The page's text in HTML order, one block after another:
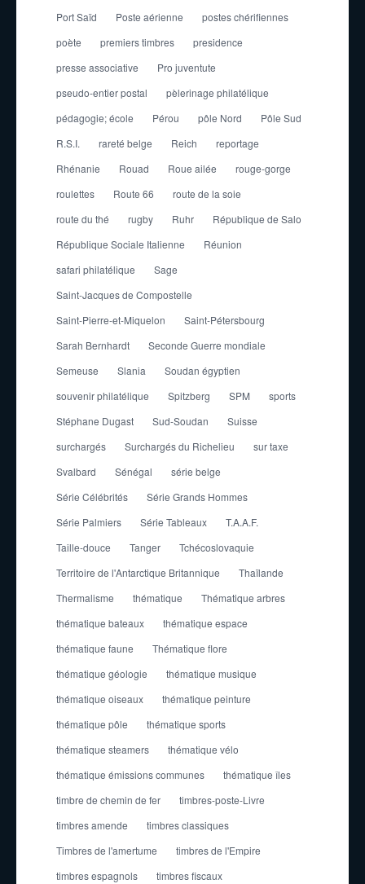
Port Saïd
Poste aérienne
postes chérifiennes
poète
premiers timbres
presidence
presse associative
Pro juventute
pseudo-entier postal
pèlerinage philatélique
pédagogie; école
Pérou pôle Nord
Pôle Sud
R.S.I.
rareté belge Reich
reportage
Rhénanie
Rouad Roue ailée
rouge-gorge
roulettes
Route 66
route de la soie
route du thé
rugby Ruhr
République de Salo
République Sociale Italienne
Réunion
safari philatélique
Sage
Saint-Jacques de Compostelle
Saint-Pierre-et-Miquelon
Saint-Pétersbourg
Sarah Bernhardt
Seconde Guerre mondiale
Semeuse
Slania
Soudan égyptien
souvenir philatélique
Spitzberg SPM
sports
Stéphane Dugast
Sud-Soudan
Suisse
surchargés
Surchargés du Richelieu
sur taxe
Svalbard
Sénégal
série belge
Série Célébrités
Série Grands Hommes
Série Palmiers
Série Tableaux
T.A.A.F.
Taille-douce
Tanger
Tchécoslovaquie
Territoire de l'Antarctique Britannique
Thaïlande
Thermalisme
thématique
Thématique arbres
thématique bateaux
thématique espace
thématique faune
Thématique flore
thématique géologie
thématique musique
thématique oiseaux
thématique peinture
thématique pôle
thématique sports
thématique steamers
thématique vélo
thématique émissions communes
thématique îles
timbre de chemin de fer
timbres-poste-Livre
timbres amende
timbres classiques
Timbres de l'amertume
timbres de l'Empire
timbres espagnols
timbres fiscaux